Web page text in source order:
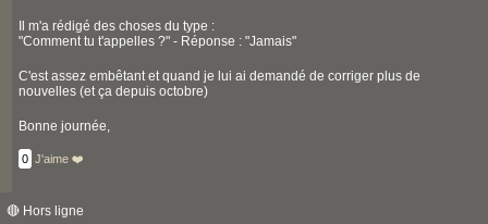
Il m'a rédigé des choses du type :
"Comment tu t'appelles ?" - Réponse : "Jamais"
C'est assez embêtant et quand je lui ai demandé de corriger plus de
nouvelles (et ça depuis octobre)
Bonne journée,
0 J'aime ❤️
🔴 Hors ligne